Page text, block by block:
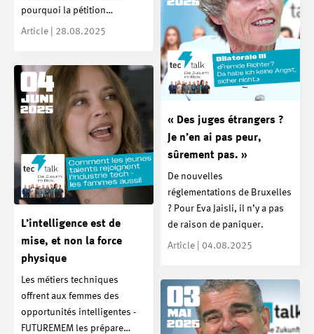
pourquoi la pétition…
Article | 28.08.2025
« Des juges étrangers ?
Je n’en ai pas peur,
sûrement pas. »
De nouvelles
réglementations de Bruxelles
? Pour Eva Jaisli, il n’y a pas
de raison de paniquer.
Article | 04.08.2025
L’intelligence est de
mise, et non la force
physique
Les métiers techniques
offrent aux femmes des
opportunités intelligentes -
FUTUREMEM les prépare…